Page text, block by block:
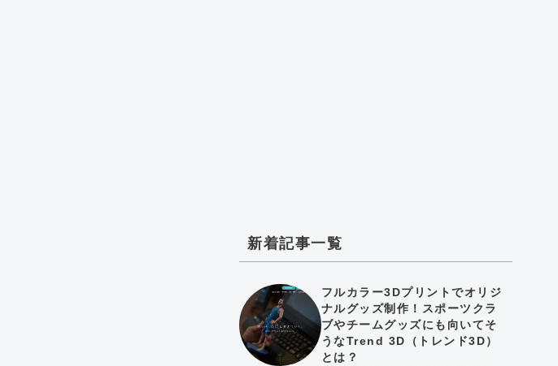
新着記事一覧
フルカラー3Dプリントでオリジ
ナルグッズ制作！スポーツクラ
ブやチームグッズにも向いてそ
うなTrend 3D（トレンド3D）
とは？